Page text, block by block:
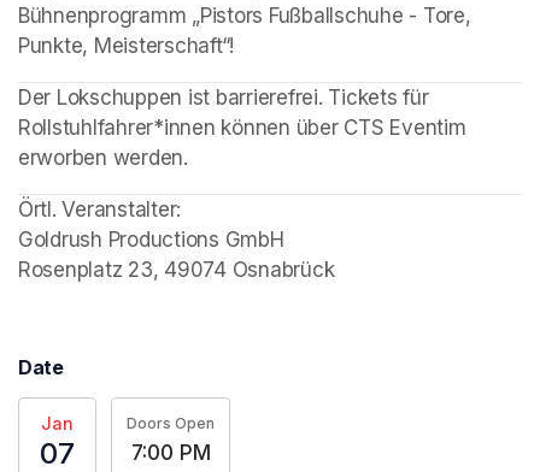
Bühnenprogramm „Pistors Fußballschuhe - Tore,
Punkte, Meisterschaft“!
(opens in a new tab)
Der Lokschuppen ist barrierefrei. Tickets für
Rollstuhlfahrer*innen können über CTS Eventim
erworben werden.
Örtl. Veranstalter:
(opens in a new tab)
Rosenplatz 23, 49074 Osnabrück
Date
Jan
07
Doors Open
7:00 PM